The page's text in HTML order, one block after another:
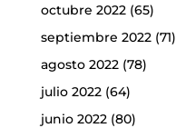
octubre 2022(65)
septiembre 2022(71)
agosto 2022(78)
julio 2022(64)
junio 2022(80)